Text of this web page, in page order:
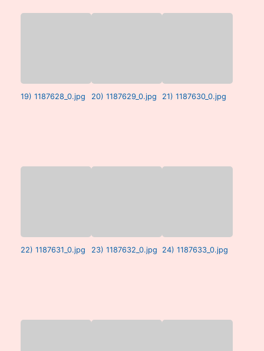
19) 1187628_0.jpg 20) 1187629_0.jpg 21) 1187630_0.jpg
22) 1187631_0.jpg 23) 1187632_0.jpg 24) 1187633_0.jpg